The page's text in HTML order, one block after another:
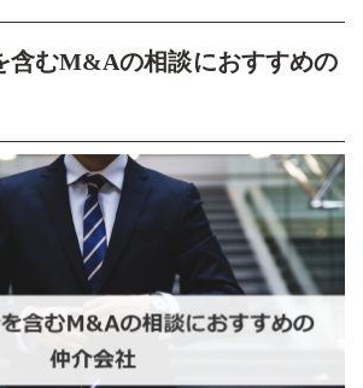
含むM&Aの相談におすすめの